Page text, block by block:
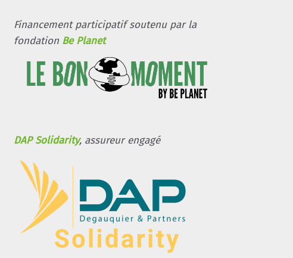
Financement participatif soutenu par la
fondation Be Planet
DAP Solidarity, assureur engagé